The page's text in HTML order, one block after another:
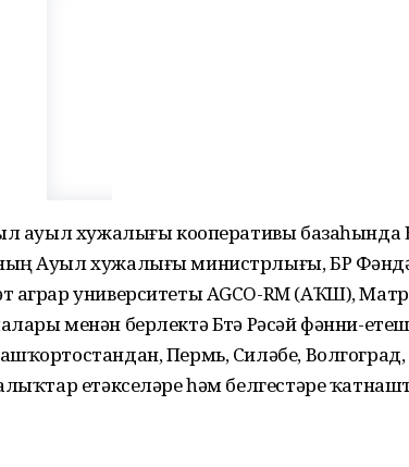
ауыл хужалығы кооперативы
Ауыл хужалығы министрлығы, БР
аграр университеты AGCO-RM (АҠШ),
менән берлектә Бөтә Рәсәй фәнни-
Пермь, Силәбе,
етәкселәре һәм белгестәре